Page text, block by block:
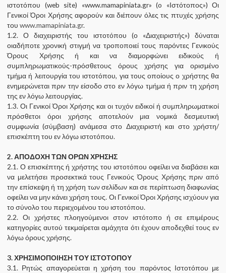
ιστοτόπου (web site) «www.mamapiniata.gr» (o «Ιστότοπος») Οι
Γενικοί Όροι Χρήσης αφορούν και διέπουν όλες τις πτυχές χρήσης
του www.mamapiniata.gr.
1.2. Ο διαχειριστής του ιστοτόπου (ο «Διαχειριστής») δύναται
οιαδήποτε χρονική στιγμή να τροποποιεί τους παρόντες Γενικούς
Όρους Χρήσης ή και να διαμορφώνει ειδικούς ή
συμπληρωματικούς-πρόσθετους όρους χρήσης για ορισμένο
τμήμα ή λειτουργία του ιστοτόπου, για τους οποίους ο χρήστης θα
ενημερώνεται πριν την είσοδο στο εν λόγω τμήμα ή πριν τη χρήση
της εν λόγω λειτουργίας.
1.3. Οι Γενικοί Όροι Χρήσης και οι τυχόν ειδικοί ή συμπληρωματικοί
πρόσθετοι όροι χρήσης αποτελούν μια νομικά δεσμευτική
συμφωνία (σύμβαση) ανάμεσα στο Διαχειριστή και στο χρήστη/
επισκέπτη του εν λόγω ιστοτόπου.
2. ΑΠΟΔΟΧΗ ΤΩΝ ΟΡΩΝ ΧΡΗΣΗΣ
2.1. Ο επισκέπτης ή χρήστης του ιστοτόπου οφείλει να διαβάσει και
να μελετήσει προσεκτικά τους Γενικούς Όρους Χρήσης πριν από
την επίσκεψη ή τη χρήση των σελίδων και σε περίπτωση διαφωνίας
οφείλει να μην κάνει χρήση τους. Οι Γενικοί Όροι Χρήσης ισχύουν για
το σύνολο του περιεχομένου του ιστοτόπου.
2.2. Οι χρήστες πλοηγούμενοι στον ιστότοπο ή σε επιμέρους
κατηγορίες αυτού τεκμαίρεται αμάχητα ότι έχουν αποδεχθεί τους εν
λόγω όρους χρήσης.
3. ΧΡΗΣΙΜΟΠΟΙΗΣΗ ΤΟΥ ΙΣΤΟΤΟΠΟΥ
3.1. Ρητώς απαγορεύεται η χρήση του παρόντος Ιστοτόπου με